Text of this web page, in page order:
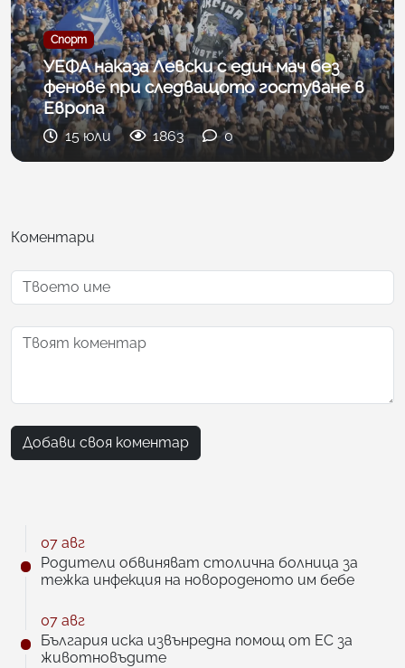
Спорт
УЕФА наказа Левски с един мач без
фенове при следващото гостуване в
Европа
15 юли 1863 0
Коментари
Добави своя коментар
07 авг
Родители обвиняват столична болница за
тежка инфекция на новороденото им бебе
07 авг
България иска извънредна помощ от ЕС за
животновъдите